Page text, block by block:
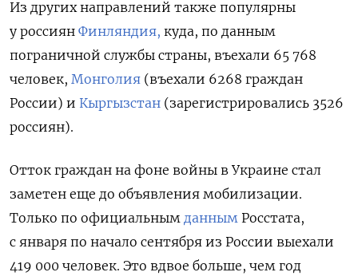
Из других направлений также популярны
у россиян Финляндия, куда, по данным
пограничной службы страны, въехали 65 768
человек, Монголия (въехали 6268 граждан
России) и Кыргызстан (зарегистрировались 3526
россиян).
Отток граждан на фоне войны в Украине стал
заметен еще до объявления мобилизации.
Только по официальным данным Росстата,
с января по начало сентября из России выехали
419 000 человек. Это вдвое больше, чем год